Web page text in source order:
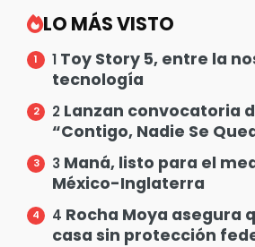
LO MÁS VISTO
1 Toy Story 5, entre la
tecnología
2 Lanzan convocatoria
“Contigo, Nadie Se
3 Maná, listo para el
México-Inglaterra
4 Rocha Moya asegura
casa sin protección